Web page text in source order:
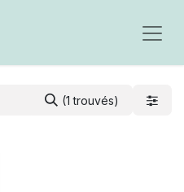
(1 trouvés)